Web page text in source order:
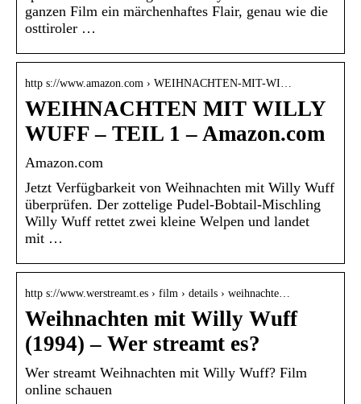
ganzen Film ein märchenhaftes Flair, genau wie die
osttiroler …
http s://www.amazon.com › WEIHNACHTEN-MIT-WI…
WEIHNACHTEN MIT WILLY
WUFF – TEIL 1 – Amazon.com
Amazon.com
Jetzt Verfügbarkeit von Weihnachten mit Willy Wuff
überprüfen. Der zottelige Pudel-Bobtail-Mischling
Willy Wuff rettet zwei kleine Welpen und landet
mit …
http s://www.werstreamt.es › film › details › weihnachte…
Weihnachten mit Willy Wuff
(1994) – Wer streamt es?
Wer streamt Weihnachten mit Willy Wuff? Film
online schauen